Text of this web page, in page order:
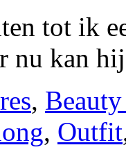
tot ik
nu kan
,
, Outfit